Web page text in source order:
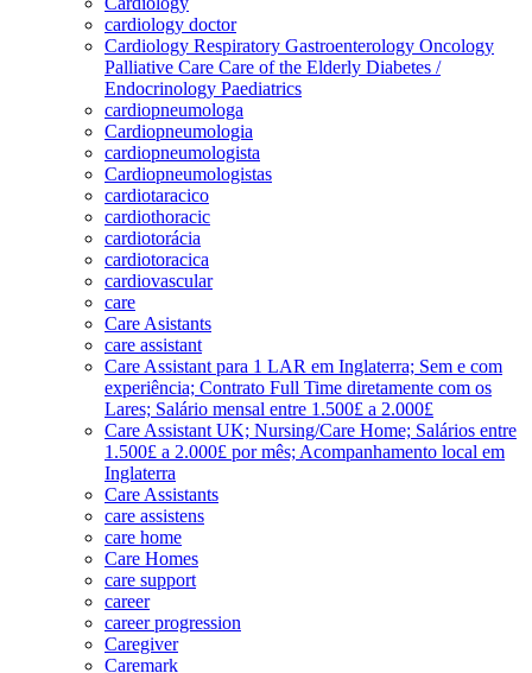
cardiology doctor
Cardiology Respiratory Gastroenterology Oncology
Palliative Care Care of the Elderly Diabetes /
Endocrinology Paediatrics
cardiopneumologa
Cardiopneumologia
cardiopneumologista
Cardiopneumologistas
cardiotaracico
cardiothoracic
cardiotorácia
cardiotoracica
cardiovascular
care
Care Asistants
care assistant
Care Assistant para 1 LAR em Inglaterra; Sem e com
experiência; Contrato Full Time diretamente com os
Lares; Salário mensal entre 1.500£ a 2.000£
Care Assistant UK; Nursing/Care Home; Salários entre
1.500£ a 2.000£ por mês; Acompanhamento local em
Inglaterra
Care Assistants
care assistens
care home
Care Homes
care support
career
career progression
Caregiver
Caremark